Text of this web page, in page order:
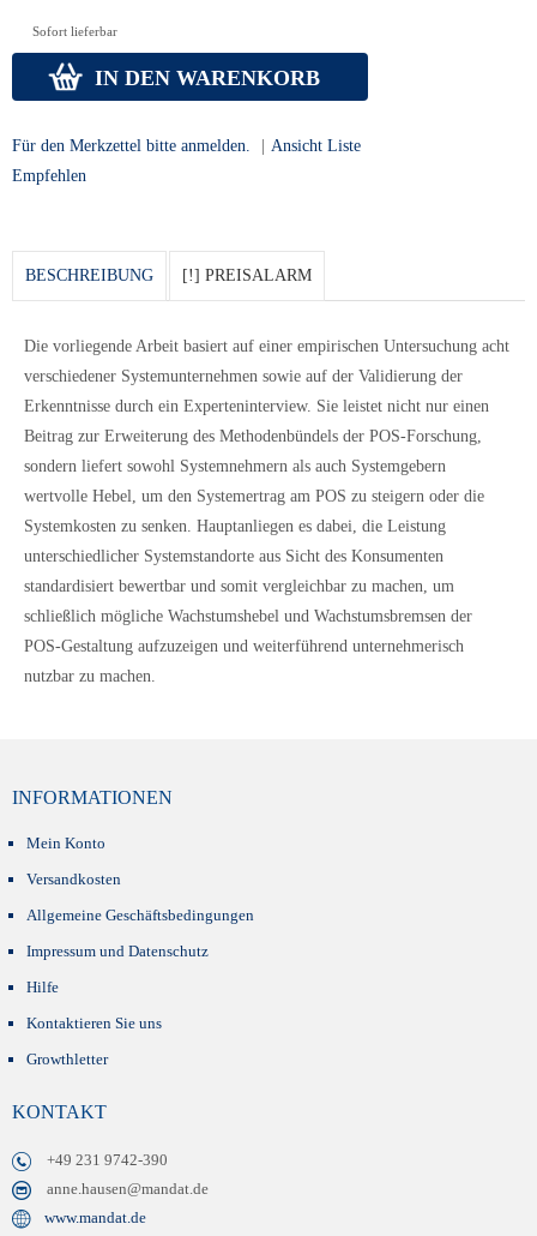
Sofort lieferbar
IN DEN WARENKORB
Für den Merkzettel bitte anmelden.
Ansicht Liste
Empfehlen
BESCHREIBUNG [!] PREISALARM
Die vorliegende Arbeit basiert auf einer empirischen Untersuchung acht
verschiedener Systemunternehmen sowie auf der Validierung der
Erkenntnisse durch ein Experteninterview. Sie leistet nicht nur einen
Beitrag zur Erweiterung des Methodenbündels der POS-Forschung,
sondern liefert sowohl Systemnehmern als auch Systemgebern
wertvolle Hebel, um den Systemertrag am POS zu steigern oder die
Systemkosten zu senken. Hauptanliegen es dabei, die Leistung
unterschiedlicher Systemstandorte aus Sicht des Konsumenten
standardisiert bewertbar und somit vergleichbar zu machen, um
schließlich mögliche Wachstumshebel und Wachstumsbremsen der
POS-Gestaltung aufzuzeigen und weiterführend unternehmerisch
nutzbar zu machen.
INFORMATIONEN
Mein Konto
Versandkosten
Allgemeine Geschäftsbedingungen
Impressum und Datenschutz
Hilfe
Kontaktieren Sie uns
Growthletter
KONTAKT
+49 231 9742-390
anne.hausen@mandat.de
www.mandat.de